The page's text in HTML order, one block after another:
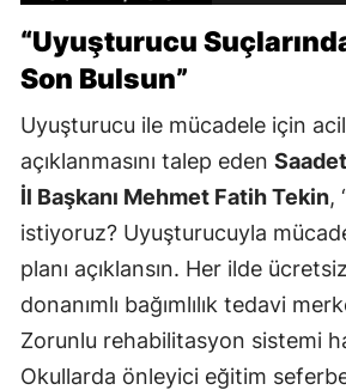
“Uyuşturucu
Son Bulsun”
Uyuşturucu ile mücadele için acil
açıklanmasını talep eden
İl Başkanı Mehmet Fatih Tekin,
istiyoruz? Uyuşturucuyla
planı açıklansın. Her ilde
donanımlı bağımlılık tedavi
Zorunlu rehabilitasyon sistemi
Okullarda önleyici eğitim